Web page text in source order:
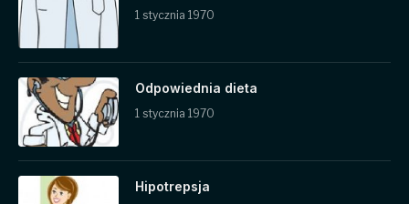
1 stycznia 1970
Odpowiednia dieta
1 stycznia 1970
Hipotrepsja